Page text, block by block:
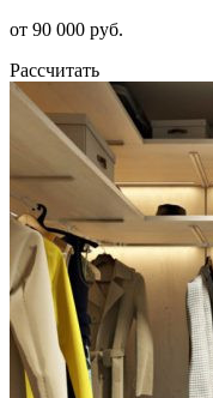
от 90 000 руб.
Рассчитать